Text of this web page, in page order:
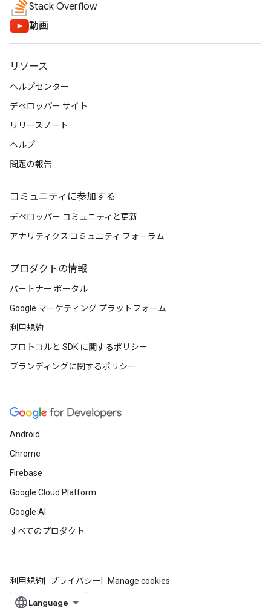
Stack Overflow
動画
リソース
ヘルプセンター
デベロッパー サイト
リリースノート
ヘルプ
問題の報告
コミュニティに参加する
デベロッパー コミュニティと更新
アナリティクス コミュニティ フォーラム
プロダクトの情報
パートナー ポータル
Google マーケティング プラットフォーム
利用規約
プロトコルと SDK に関するポリシー
ブランディングに関するポリシー
Android
Chrome
Firebase
Google Cloud Platform
Google AI
すべてのプロダクト
利用規約 プライバシー Manage cookies